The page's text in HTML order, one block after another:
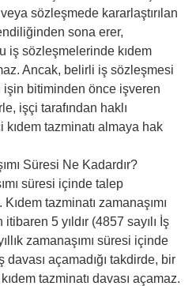
sözleşmede kararlaştırılan
sona erer,
iş sözleşmelerinde kıdem
Ancak, belirli iş sözleşmesi
işin bitiminden önce işveren
işçi tarafından haklı
tazminatı almaya hak
Süresi Ne Kadardır?
süresi içinde talep
tazminatı zamanaşımı
5 yıldır (4857 sayılı İş
zamanaşımı süresi içinde
davası açamadığı takdirde, bir
tazminatı davası açamaz.